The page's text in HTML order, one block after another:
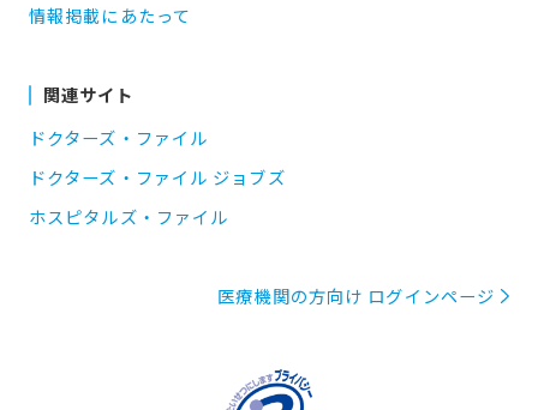
情報掲載にあたって
関連サイト
ドクターズ・ファイル
ドクターズ・ファイル ジョブズ
ホスピタルズ・ファイル
医療機関の方向け ログインページ